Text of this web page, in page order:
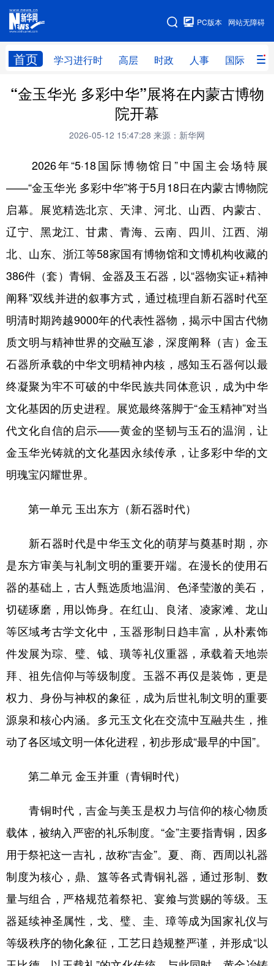
网站无障碍
PC版本
首页 学习进行时 高层 时政 人事 国际 财
网站地图
学习进行时 高层 时政 人事
全球连线
科技 科创 量子 体育
文化 书画 健康 军事
法律 中央文件 金融 汽车
食品 人居 信息化 数字经济
学术中国 乡村振兴 银龄 溯源中国
城市 旅游 能源 会展
彩票 娱乐 时尚 悦读
文化产业
地方频道
北京
辽宁 吉林 上海
山东 河南 湖北 湖南
四川 贵州 云南 西藏
陕西 甘肃 青海 宁夏
新疆 内蒙古 黑龙江
多语种频道
English Español Français عربى
Deutsch Português
“金玉华光 多彩中华”展将在内蒙古博物
院开幕
2026-05-12 15:47:28 来源：新华网
2026年“5·18国际博物馆日”中国主会场特展
——“金玉华光 多彩中华”将于5月18日在内蒙古博物院
启幕。展览精选北京、天津、河北、山西、内蒙古、
辽宁、黑龙江、甘肃、青海、云南、四川、江西、湖
北、山东、浙江等58家国有博物馆和文博机构收藏的
386件（套）青铜、金器及玉石器，以“器物实证+精神
阐释”双线并进的叙事方式，通过梳理自新石器时代至
明清时期跨越9000年的代表性器物，揭示中国古代物
质文明与精神世界的交融互渗，深度阐释（吉）金玉
石器所承载的中华文明精神内核，感知玉石器何以最
终凝聚为牢不可破的中华民族共同体意识，成为中华
文化基因的历史进程。展览最终落脚于“金玉精神”对当
代文化自信的启示——黄金的坚韧与玉石的温润，让
金玉华光铸就的文化基因永续传承，让多彩中华的文
明瑰宝闪耀世界。
第一单元 玉出东方（新石器时代）
新石器时代是中华玉文化的萌芽与奠基时期，亦
是东方审美与礼制文明的重要开端。在漫长的使用石
器的基础上，古人甄选质地温润、色泽莹澈的美石，
切磋琢磨，用以饰身。在红山、良渚、凌家滩、龙山
等区域考古学文化中，玉器形制日趋丰富，从朴素饰
件发展为琮、璧、钺、璜等礼仪重器，承载着天地崇
拜、祖先信仰与等级制度。玉器不再仅是装饰，更是
权力、身份与神权的象征，成为后世礼制文明的重要
源泉和核心内涵。多元玉文化在交流中互融共生，推
动了各区域文明一体化进程，初步形成“最早的中国”。
第二单元 金玉并重（青铜时代）
青铜时代，吉金与美玉是权力与信仰的核心物质
载体，被纳入严密的礼乐制度。“金”主要指青铜，因多
用于祭祀这一吉礼，故称“吉金”。夏、商、西周以礼器
制度为核心，鼎、簋等各式青铜礼器，通过形制、数
量与组合，严格规范着祭祀、宴飨与赏赐的等级。玉
器延续神圣属性，戈、璧、圭、璋等成为国家礼仪与
等级秩序的物化象征，工艺日趋规整严谨，并形成“以